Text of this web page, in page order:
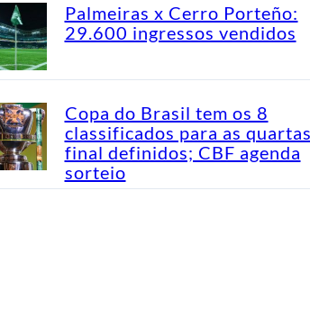
Palmeiras x Cerro Porteño:
29.600 ingressos vendidos
Copa do Brasil tem os 8
classificados para as
final definidos; CBF agenda
sorteio